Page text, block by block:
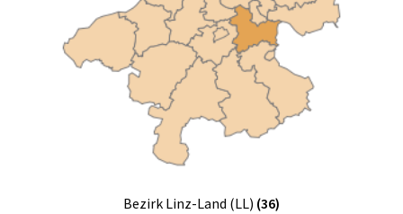
Bezirk Linz-Land (LL) (36)